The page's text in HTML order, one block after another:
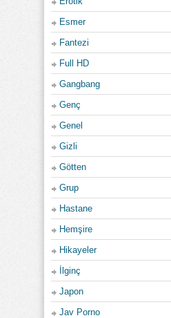
Esmer
Fantezi
Full HD
Gangbang
Genç
Genel
Gizli
Götten
Grup
Hastane
Hemşire
Hikayeler
İlginç
Japon
Jav Porno